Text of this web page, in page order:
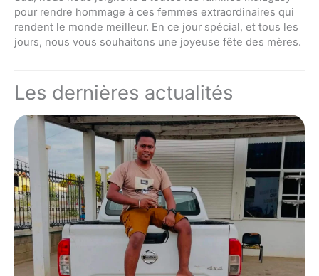
pour rendre hommage à ces femmes extraordinaires qui
rendent le monde meilleur. En ce jour spécial, et tous les
jours, nous vous souhaitons une joyeuse fête des mères.
Les dernières actualités